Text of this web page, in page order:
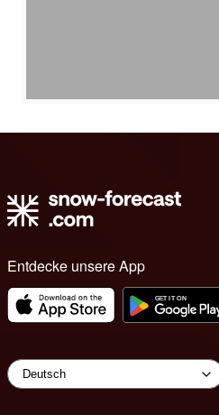
Entdecke unsere App